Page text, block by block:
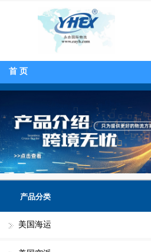
首 页
产品分类
美国海运